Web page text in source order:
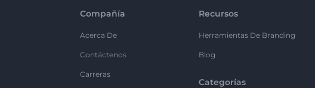
Compañía
Acerca De
Contáctenos
Carreras
Recursos
Herramientas De Branding
Blog
Categorías